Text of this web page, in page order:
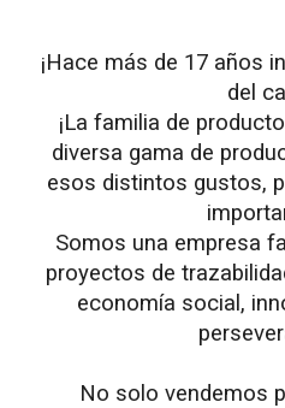
¡Hace más de 17 años
del
¡La familia de
diversa gama de
esos distintos gustos,
Somos una empresa
proyectos de
economía social,
No solo vendemos